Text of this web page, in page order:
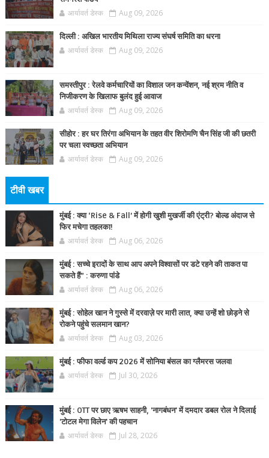
आर्यावर्त डेस्क Aug 09, 2026
दिल्ली : अखिल भारतीय मिथिला राज्य संघर्ष समिति का धरना
आर्यावर्त डेस्क Aug 09, 2026
समस्तीपुर : रेलवे कर्मचारियों का विशाल जन कन्वेंशन, नई श्रम नीति व
निजीकरण के खिलाफ बुलंद हुई आवाज
आर्यावर्त डेस्क Aug 09, 2026
सीहोर : हर घर तिरंगा अभियान के तहत वीर शिरोमणि चैन सिंह जी की छतरी
पर चला स्वच्छता अभियान
आर्यावर्त डेस्क Aug 09, 2026
टीवी खबर
मुंबई : क्या ‘Rise & Fall’ में होगी खुशी मुखर्जी की एंट्री? बोल्ड अंदाज से
फिर मचेगा तहलका!
आर्यावर्त डेस्क Aug 06, 2026
मुंबई : सच्चे इरादों के साथ आप अपने विश्वासों पर डटे रहने की ताकत पा
सकते हैं” : करुणा पांडे
आर्यावर्त डेस्क Aug 06, 2026
मुंबई : सोहेल खान ने गुस्से में दरवाज़े पर मारी लात, क्या उन्हें शो छोड़ने से
रोकने पहुंचे सलमान खान?
आर्यावर्त डेस्क Aug 03, 2026
मुंबई : फीफा वर्ल्ड कप 2026 में सोनिया बंसल का ग्लैमरस जलवा
आर्यावर्त डेस्क Jul 30, 2026
मुंबई : OTT पर छाए ऋषभ साहनी, 'नागबंधन' में दमदार डबल रोल ने दिलाई
'टोटल मेगा विलेन' की पहचान
आर्यावर्त डेस्क Jul 28, 2026